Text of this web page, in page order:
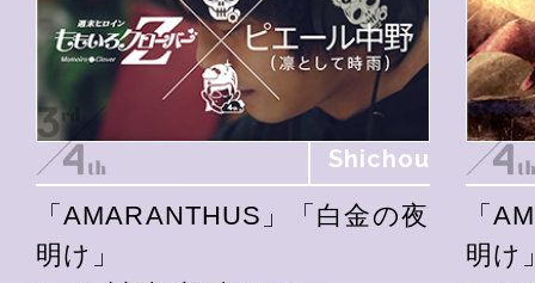
Shichou
「AMARANTHUS」「白金の夜
明け」
「
明け